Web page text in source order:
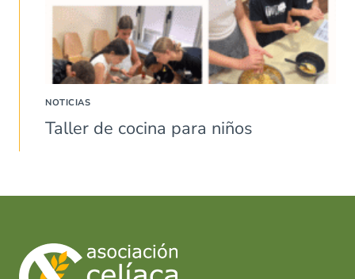
NOTICIAS
Taller de cocina para niños